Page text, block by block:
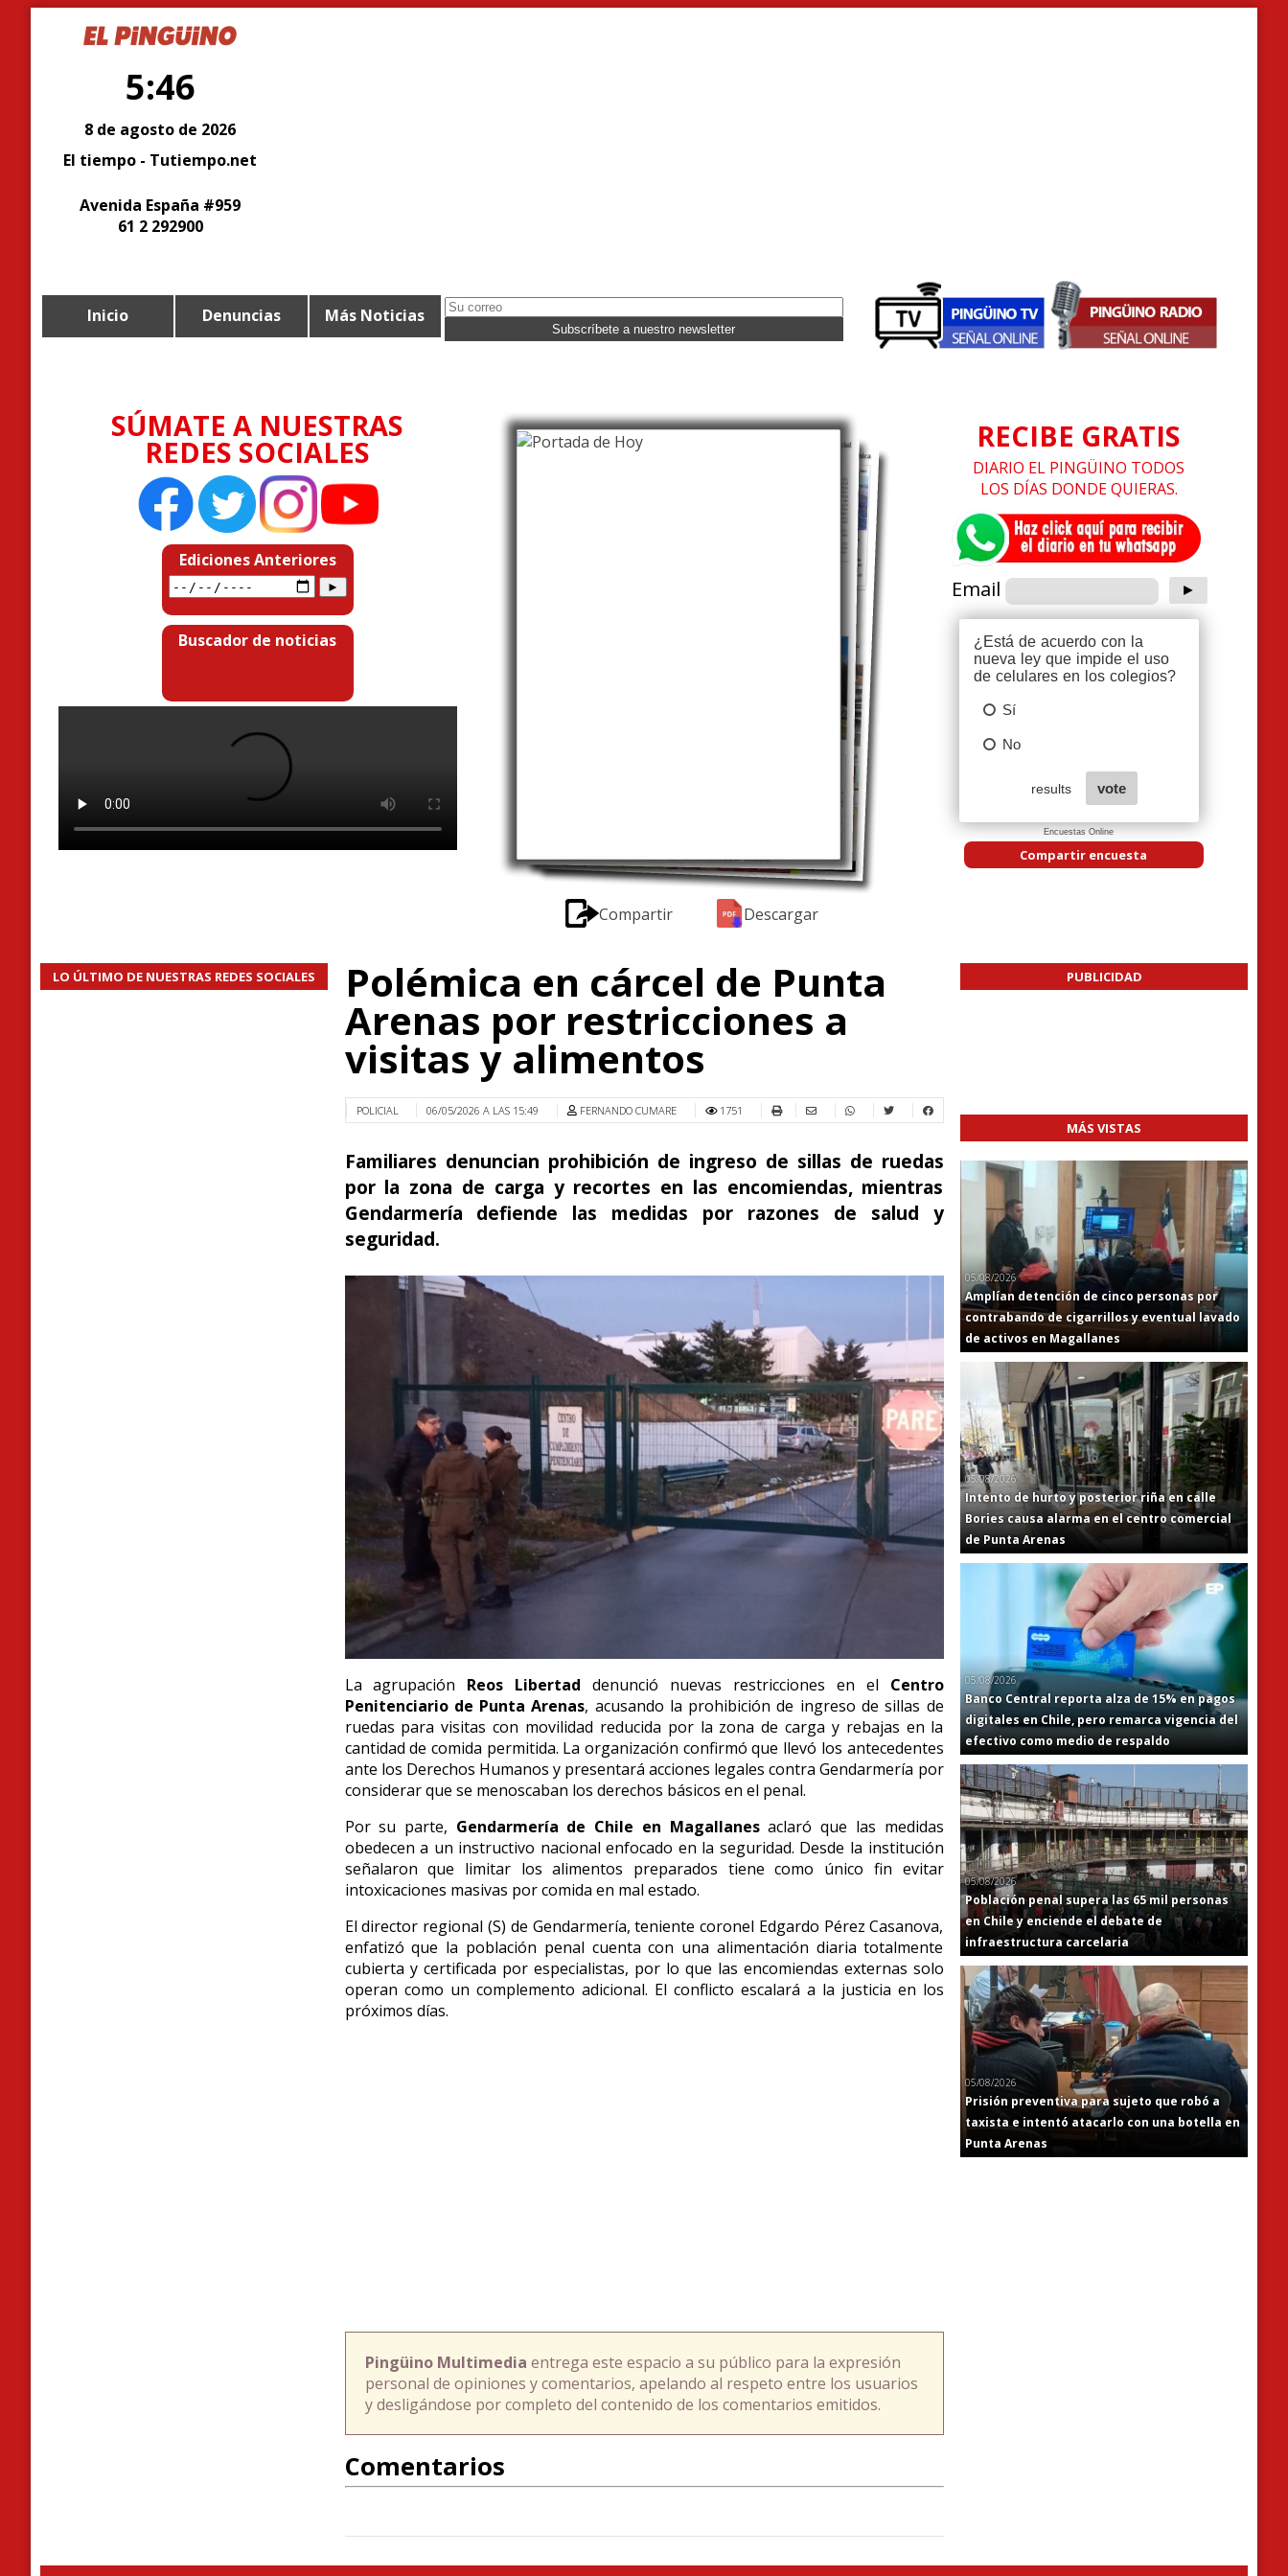
5:46
8 de agosto de 2026
El tiempo - Tutiempo.net
Avenida España #959
61 2 292900
Inicio Denuncias Más Noticias
SÚMATE A NUESTRAS
REDES SOCIALES
Ediciones Anteriores
Buscador de noticias
Compartir Descargar
RECIBE GRATIS
DIARIO EL PINGÜINO TODOS
LOS DÍAS DONDE QUIERAS.
Email
Encuestas Online
Compartir encuesta
LO ÚLTIMO DE NUESTRAS REDES SOCIALES Polémica en cárcel de Punta
Arenas por restricciones a
visitas y alimentos
POLICIAL 06/05/2026 A LAS 15:49 FERNANDO CUMARE 1751
Familiares denuncian prohibición de ingreso de sillas de ruedas
por la zona de carga y recortes en las encomiendas, mientras
Gendarmería defiende las medidas por razones de salud y
seguridad.
La agrupación Reos Libertad denunció nuevas restricciones en el Centro
Penitenciario de Punta Arenas, acusando la prohibición de ingreso de sillas de
ruedas para visitas con movilidad reducida por la zona de carga y rebajas en la
cantidad de comida permitida. La organización confirmó que llevó los antecedentes
ante los Derechos Humanos y presentará acciones legales contra Gendarmería por
considerar que se menoscaban los derechos básicos en el penal.
Por su parte, Gendarmería de Chile en Magallanesaclaró que las medidas
obedecen a un instructivo nacional enfocado en la seguridad. Desde la institución
señalaron que limitar los alimentos preparados tiene como único fin evitar
intoxicaciones masivas por comida en mal estado.
El director regional (S) de Gendarmería, teniente coronel Edgardo Pérez Casanova,
enfatizó que la población penal cuenta con una alimentación diaria totalmente
cubierta y certificada por especialistas, por lo que las encomiendas externas solo
operan como un complemento adicional. El conflicto escalará a la justicia en los
próximos días.
Pingüino Multimedia entrega este espacio a su público para la expresión
personal de opiniones y comentarios, apelando al respeto entre los usuarios
y desligándose por completo del contenido de los comentarios emitidos.
Comentarios
PUBLICIDAD
MÁS VISTAS
05/08/2026
Amplían detención de cinco personas por
contrabando de cigarrillos y eventual lavado
de activos en Magallanes
05/08/2026
Intento de hurto y posterior riña en calle
Bories causa alarma en el centro comercial
de Punta Arenas
05/08/2026
Banco Central reporta alza de 15% en pagos
digitales en Chile, pero remarca vigencia del
efectivo como medio de respaldo
05/08/2026
Población penal supera las 65 mil personas
en Chile y enciende el debate de
infraestructura carcelaria
05/08/2026
Prisión preventiva para sujeto que robó a
taxista e intentó atacarlo con una botella en
Punta Arenas